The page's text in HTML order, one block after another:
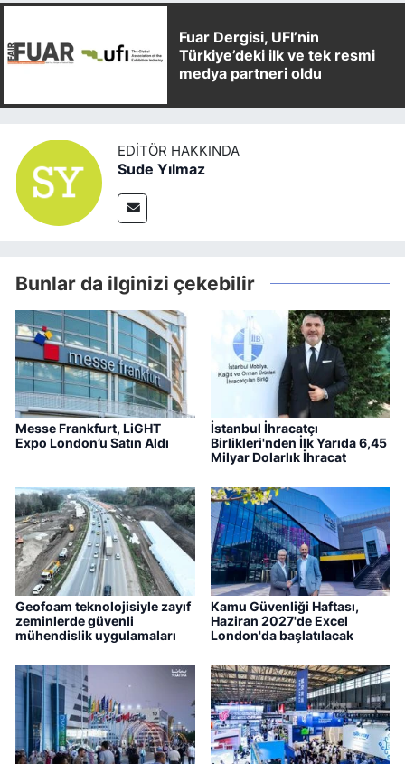
Fuar Dergisi, UFI’nin
Türkiye’deki ilk ve tek resmi
medya partneri oldu
EDITÖR HAKKINDA
Sude Yılmaz
Bunlar da ilginizi çekebilir
Messe Frankfurt, LiGHT
Expo London’u Satın Aldı
İstanbul İhracatçı
Birlikleri'nden İlk Yarıda 6,45
Milyar Dolarlık İhracat
Geofoam teknolojisiyle zayıf
zeminlerde güvenli
mühendislik uygulamaları
Kamu Güvenliği Haftası,
Haziran 2027'de Excel
London'da başlatılacak